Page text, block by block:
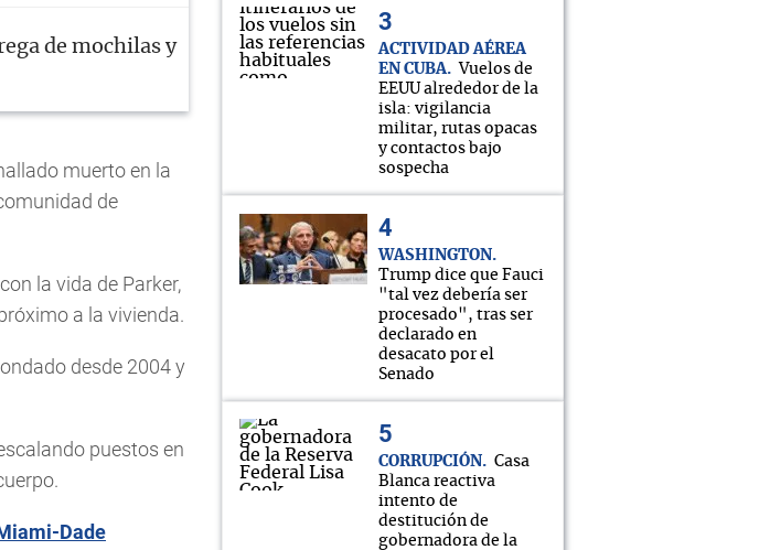
de mochilas y
muerto en la
de
la vida de Parker,
a la vivienda.
desde 2004 y
puestos en
Dade
ACTIVIDAD AÉREA
EN CUBA
Vuelos de
EEUU alrededor de la
isla: vigilancia
militar, rutas opacas
y contactos bajo
sospecha
WASHINGTON
Trump dice que Fauci
"tal vez debería ser
procesado", tras ser
declarado en
desacato por el
Senado
CORRUPCIÓN
Casa
Blanca reactiva
intento de
destitución de
gobernadora de la